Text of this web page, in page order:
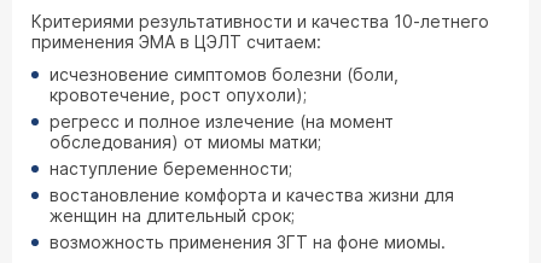
Критериями результативности и качества 10-летнего
применения ЭМА в ЦЭЛТ считаем:
исчезновение симптомов болезни (боли,
кровотечение, рост опухоли);
регресс и полное излечение (на момент
обследования) от миомы матки;
наступление беременности;
востановление комфорта и качества жизни для
женщин на длительный срок;
возможность применения ЗГТ на фоне миомы.